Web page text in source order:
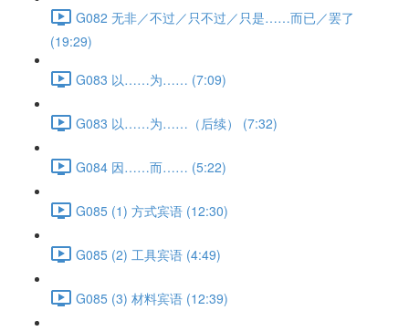
G082 无非／不过／只不过／只是……而已／罢了
(19:29)
G083 以……为…… (7:09)
G083 以……为……（后续） (7:32)
G084 因……而…… (5:22)
G085 (1) 方式宾语 (12:30)
G085 (2) 工具宾语 (4:49)
G085 (3) 材料宾语 (12:39)